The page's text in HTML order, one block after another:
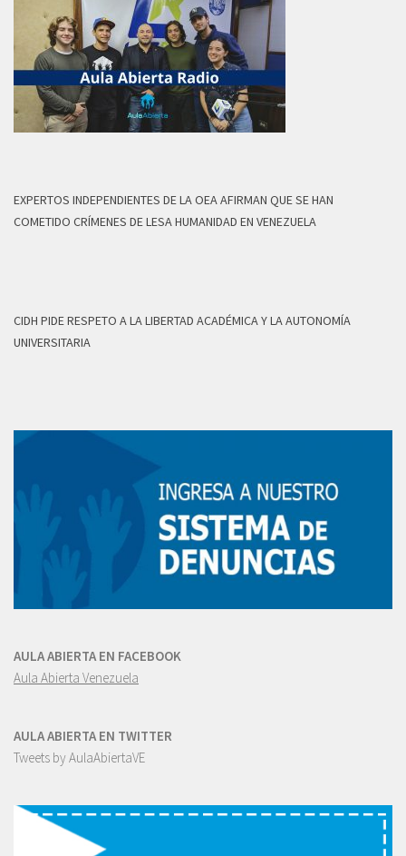
EXPERTOS INDEPENDIENTES DE LA OEA AFIRMAN QUE SE HAN
COMETIDO CRÍMENES DE LESA HUMANIDAD EN VENEZUELA
CIDH PIDE RESPETO A LA LIBERTAD ACADÉMICA Y LA AUTONOMÍA
UNIVERSITARIA
AULA ABIERTA EN FACEBOOK
Aula Abierta Venezuela
AULA ABIERTA EN TWITTER
Tweets by AulaAbiertaVE